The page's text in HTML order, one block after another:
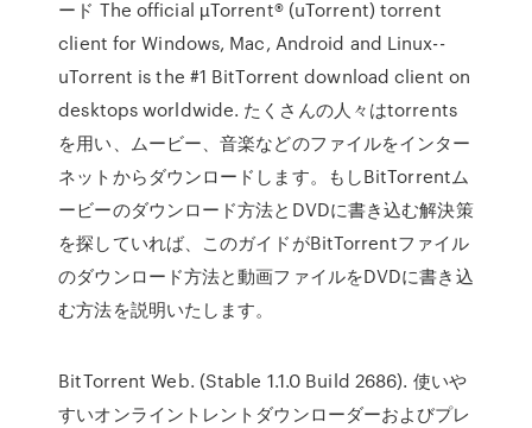
ード The official µTorrent® (uTorrent) torrent
client for Windows, Mac, Android and Linux--
uTorrent is the #1 BitTorrent download client on
desktops worldwide. たくさんの人々はtorrents
を用い、ムービー、音楽などのファイルをインター
ネットからダウンロードします。もしBitTorrentム
ービーのダウンロード方法とDVDに書き込む解決策
を探していれば、このガイドがBitTorrentファイル
のダウンロード方法と動画ファイルをDVDに書き込
む方法を説明いたします。
BitTorrent Web. (Stable 1.1.0 Build 2686). 使いや
すいオンライントレントダウンローダーおよびプレ